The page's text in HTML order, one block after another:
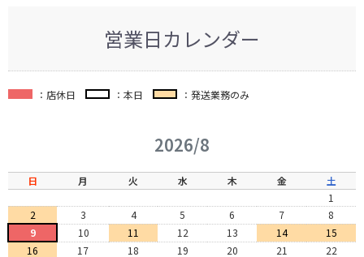
営業日カレンダー
：店休日 ：本日 ：発送業務のみ
2026/8
日 月 火 水 木 金
土
1
2
3 4 5 6 7
8
9
10 11 12 13 14
15
16
17 18 19 20 21
22